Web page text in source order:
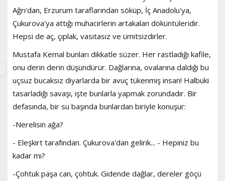
Ağrı'dan, Erzurum taraflarından söküp, İç Anadolu'ya,
Çukurova'ya attığı muhacirlerin artakalan döküntüleridir.
Hepsi de aç, çıplak, vasıtasız ve ümitsizdirler.
Mustafa Kemal bunları dikkatle süzer. Her rastladığı kafile,
onu derin derin düşündürür. Dağlarına, ovalarına daldığı bu
uçsuz bucaksız diyarlarda bir avuç tükenmiş insan! Halbuki
tasarladığı savaşı, işte bunlarla yapmak zorundadır. Bir
defasında, bir su başında bunlardan biriyle konuşur:
-Nerelisin ağa?
- Eleşkirt tarafından. Çukurova'dan gelirik... - Hepiniz bu
kadar mı?
-Çohtuk paşa can, çohtuk. Gidende dağlar, dereler göçü